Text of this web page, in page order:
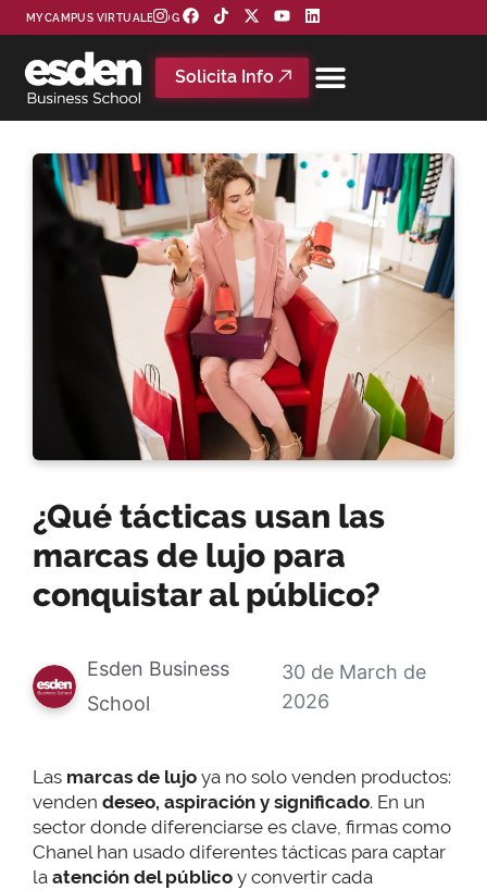
MYCAMPUS VIRTUAL BLOG
Solicita Info
¿Qué tácticas usan las
marcas de lujo para
conquistar al público?
Esden Business
School
30 de March de
2026
Las marcas de lujo ya no solo venden productos:
venden deseo, aspiración y significado. En un
sector donde diferenciarse es clave, firmas como
Chanel han usado diferentes tácticas para captar
la atención del público y convertir cada